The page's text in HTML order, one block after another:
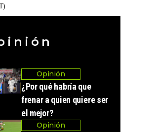
Opinión
¿Por qué habría que
frenar a quien quiere ser
el mejor?
Opinión